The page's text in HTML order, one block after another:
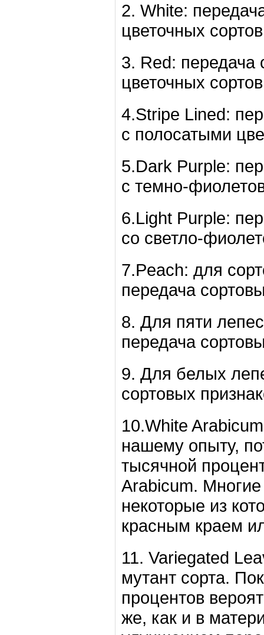
2. White:
цветочных
3. Red: передача
цветочных
4.Stripe Lined:
с полосатыми
5.Dark Purple:
с темно-
6.Light Purple:
со светло-
7.Peach: для
передача
8. Для пяти
передача
9. Для белых
сортовых
10.White
нашему опыту,
тысячной
Arabicum. Многие
некоторые из
красным краем
11. Variegated
мутант сорта.
процентов
же, как и в